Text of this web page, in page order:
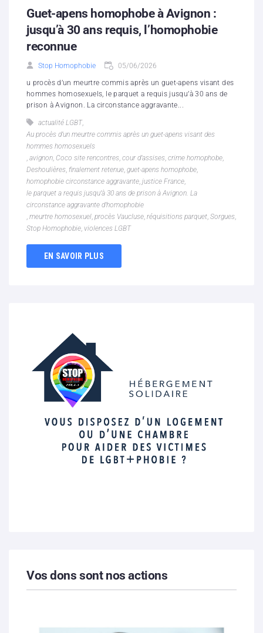
Guet-apens homophobe à Avignon :
jusqu’à 30 ans requis, l’homophobie
reconnue
Stop Homophobie 05/06/2026
u procès d’un meurtre commis après un guet-apens visant des
hommes homosexuels, le parquet a requis jusqu’à 30 ans de
prison à Avignon. La circonstance aggravante...
actualité LGBT,
Au procès d’un meurtre commis après un guet-apens visant des
hommes homosexuels
, avignon, Coco site rencontres, cour d’assises, crime homophobe,
Deshoulières, finalement retenue, guet-apens homophobe,
homophobie circonstance aggravante, justice France,
le parquet a requis jusqu’à 30 ans de prison à Avignon. La
circonstance aggravante d’homophobie
, meurtre homosexuel, procès Vaucluse, réquisitions parquet, Sorgues,
Stop Homophobie, violences LGBT
EN SAVOIR PLUS
Vos dons sont nos actions